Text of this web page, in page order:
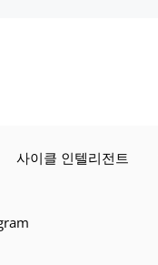
사이클 인텔리전트